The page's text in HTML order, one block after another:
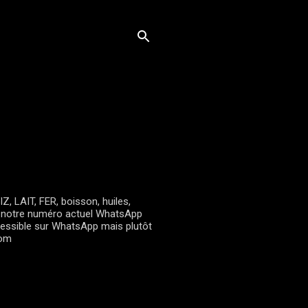
LAIT, FER, boisson, huiles,
numéro actuel WhatsApp
sur WhatsApp mais plutôt